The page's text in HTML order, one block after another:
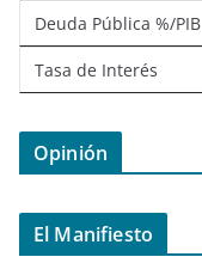
Deuda Pública %/PIB
Tasa de Interés
Opinión
El Manifiesto